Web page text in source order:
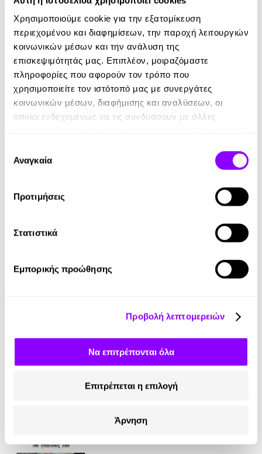
Χρησιμοποιούμε cookie για την εξατομίκευση
περιεχομένου και διαφημίσεων, την παροχή λειτουργιών
κοινωνικών μέσων και την ανάλυση της
επισκεψιμότητάς μας. Επιπλέον, μοιραζόμαστε
πληροφορίες που αφορούν τον τρόπο που
χρησιμοποιείτε τον ιστότοπό μας με συνεργάτες
κοινωνικών μέσων, διαφήμισης και αναλύσεων, οι
οποίοι ενδεχομένως να τις συνδυάσουν με άλλες
των υπηρεσιών τους.
συγκατάθεσης
Αναγκαία
Προτιμήσεις
Στατιστικά
Εμπορικής προώθησης
Προβολή λεπτομερειών
Να επιτρέπονται όλα
Επιτρέπεται η επιλογή
Άρνηση
Τα εύρετρα
Κική Δημουλά
5.99€
Παναγιές Ελένες
• 1 Credit